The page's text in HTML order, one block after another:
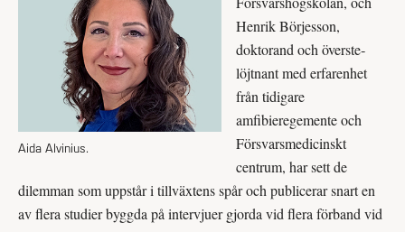
Aida Alvinius.
Henrik Börjesson,
doktorand och överste­
löjtnant med erfarenhet
från tidigare
amfibieregemente och
Försvarsmedicinskt
centrum, har sett de
dilemman som uppstår i tillväxtens spår och publicerar snart en
av flera studier byggda på intervjuer gjorda vid flera förband vid